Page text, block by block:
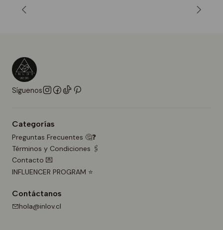
Síguenos
Categorías
Preguntas Frecuentes 🤔❓
Términos y Condiciones 🖇️
Contacto 💌
INFLUENCER PROGRAM ⭐
Contáctanos
hola@inlov.cl